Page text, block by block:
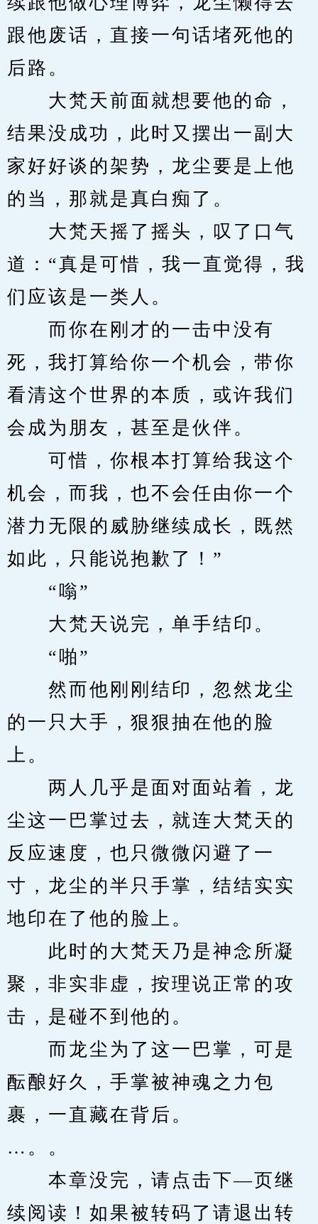
跟他废话，直接一句话堵死他的
后路。
大梵天前面就想要他的命，
结果没成功，此时又摆出一副大
家好好谈的架势，龙尘要是上他
的当，那就是真白痴了。
大梵天摇了摇头，叹了口气
道：“真是可惜，我一直觉得，我
们应该是一类人。
而你在刚才的一击中没有
死，我打算给你一个机会，带你
看清这个世界的本质，或许我们
会成为朋友，甚至是伙伴。
可惜，你根本打算给我这个
机会，而我，也不会任由你一个
潜力无限的威胁继续成长，既然
如此，只能说抱歉了！”
“嗡”
大梵天说完，单手结印。
“啪”
然而他刚刚结印，忽然龙尘
的一只大手，狠狠抽在他的脸
上。
两人几乎是面对面站着，龙
尘这一巴掌过去，就连大梵天的
反应速度，也只微微闪避了一
寸，龙尘的半只手掌，结结实实
地印在了他的脸上。
此时的大梵天乃是神念所凝
聚，非实非虚，按理说正常的攻
击，是碰不到他的。
而龙尘为了这一巴掌，可是
酝酿好久，手掌被神魂之力包
裹，一直藏在背后。
…。。
本章没完，请点击下—页继
续阅读！如果被转码了请退出转